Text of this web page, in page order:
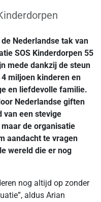
Nederlandse tak van
SOS Kinderdorpen 55
mede dankzij de steun
miljoen kinderen en
en liefdevolle familie.
Nederlandse giften
van een stevige
de organisatie
aandacht te vragen
wereld die er nog
nog altijd op zonder
aldus Arian